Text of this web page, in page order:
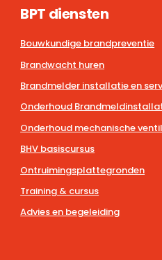
BPT diensten
Bouwkundige brandpreventie
Brandwacht huren
Brandmelder installatie en
Onderhoud
Onderhoud mechanische
BHV basiscursus
Ontruimingsplattegronden
Training & cursus
Advies en begeleiding